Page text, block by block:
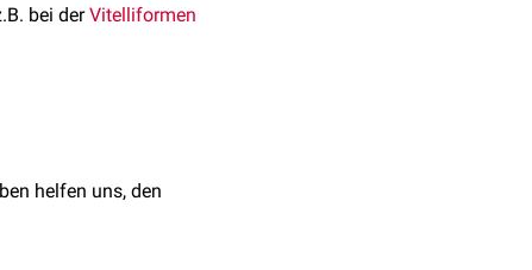
bei derVitelliformen
helfen uns, den